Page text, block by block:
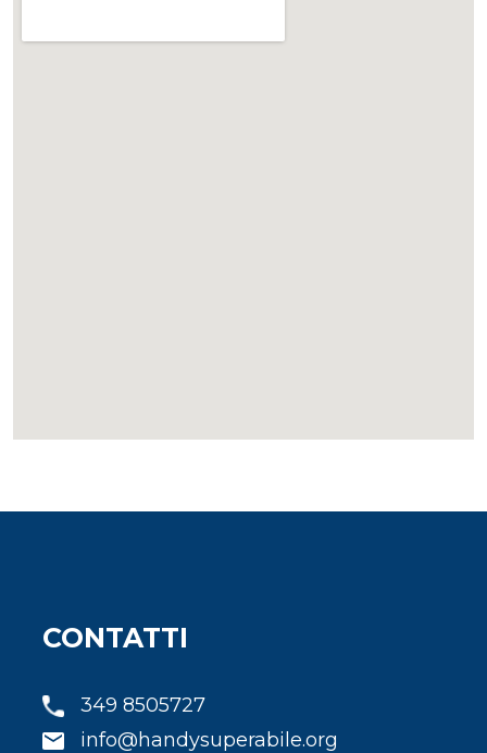
CONTATTI
349 8505727
info@handysuperabile.org